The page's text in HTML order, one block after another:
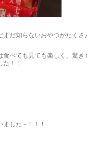
まだ知らないおやつがたくさ
食べても見ても楽しく、驚
！！
ました∼！！！